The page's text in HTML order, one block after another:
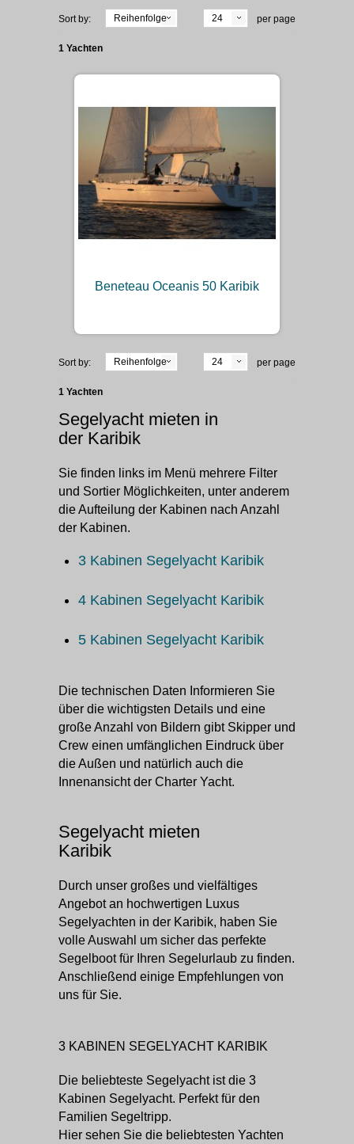
Sort by: Reihenfolge 24 per page
1 Yachten
Beneteau Oceanis 50 Karibik
Sort by: Reihenfolge 24 per page
1 Yachten
Segelyacht mieten in
der Karibik
Sie finden links im Menü mehrere Filter
und Sortier Möglichkeiten, unter anderem
die Aufteilung der Kabinen nach Anzahl
der Kabinen.
3 Kabinen Segelyacht Karibik
4 Kabinen Segelyacht Karibik
5 Kabinen Segelyacht Karibik
Die technischen Daten Informieren Sie
über die wichtigsten Details und eine
große Anzahl von Bildern gibt Skipper und
Crew einen umfänglichen Eindruck über
die Außen und natürlich auch die
Innenansicht der Charter Yacht.
Segelyacht mieten
Karibik
Durch unser großes und vielfältiges
Angebot an hochwertigen Luxus
Segelyachten in der Karibik, haben Sie
volle Auswahl um sicher das perfekte
Segelboot für Ihren Segelurlaub zu finden.
Anschließend einige Empfehlungen von
uns für Sie.
3 KABINEN SEGELYACHT KARIBIK
Die beliebteste Segelyacht ist die 3
Kabinen Segelyacht. Perfekt für den
Familien Segeltripp.
Hier sehen Sie die beliebtesten Yachten